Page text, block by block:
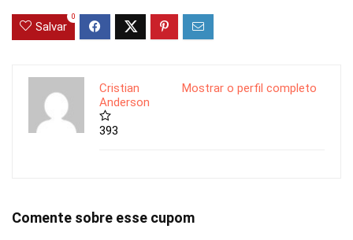
Salvar
0
Mostrar o perfil completo
Cristian
Anderson
393
Comente sobre esse cupom